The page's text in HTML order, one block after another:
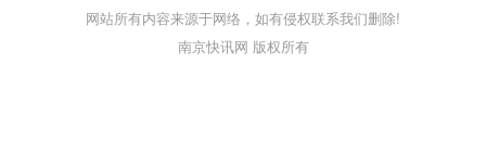
网站所有内容来源于网络，如有侵权联系我们删除!
南京快讯网 版权所有